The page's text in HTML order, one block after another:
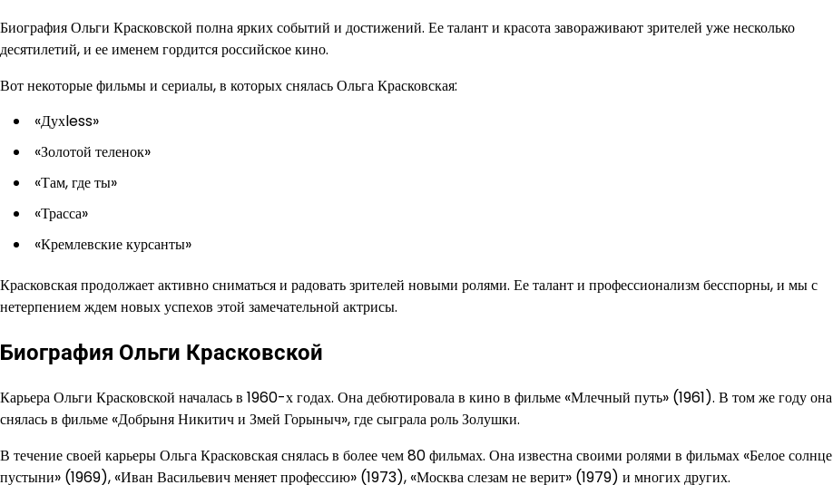
Биография Ольги Красковской полна ярких событий и достижений. Ее талант и красота завораживают зрителей уже несколько
десятилетий, и ее именем гордится российское кино.
Вот некоторые фильмы и сериалы, в которых снялась Ольга Красковская:
«Духless»
«Золотой теленок»
«Там, где ты»
«Трасса»
«Кремлевские курсанты»
Красковская продолжает активно сниматься и радовать зрителей новыми ролями. Ее талант и профессионализм бесспорны, и мы с
нетерпением ждем новых успехов этой замечательной актрисы.
Биография Ольги Красковской
Карьера Ольги Красковской началась в 1960-х годах. Она дебютировала в кино в фильме «Млечный путь» (1961). В том же году она
снялась в фильме «Добрыня Никитич и Змей Горыныч», где сыграла роль Золушки.
В течение своей карьеры Ольга Красковская снялась в более чем 80 фильмах. Она известна своими ролями в фильмах «Белое солнце
пустыни» (1969), «Иван Васильевич меняет профессию» (1973), «Москва слезам не верит» (1979) и многих других.